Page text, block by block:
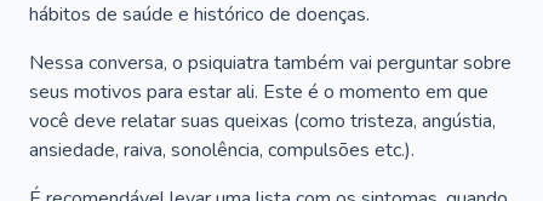
hábitos de saúde e histórico de doenças.
Nessa conversa, o psiquiatra também vai perguntar sobre
seus motivos para estar ali. Este é o momento em que
você deve relatar suas queixas (como tristeza, angústia,
ansiedade, raiva, sonolência, compulsões etc.).